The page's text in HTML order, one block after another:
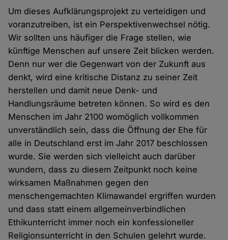
Um dieses Aufklärungsprojekt zu verteidigen und
voranzutreiben, ist ein Perspektivenwechsel nötig.
Wir sollten uns häufiger die Frage stellen, wie
künftige Menschen auf unsere Zeit blicken werden.
Denn nur wer die Gegenwart von der Zukunft aus
denkt, wird eine kritische Distanz zu seiner Zeit
herstellen und damit neue Denk- und
Handlungsräume betreten können. So wird es den
Menschen im Jahr 2100 womöglich vollkommen
unverständlich sein, dass die Öffnung der Ehe für
alle in Deutschland erst im Jahr 2017 beschlossen
wurde. Sie werden sich vielleicht auch darüber
wundern, dass zu diesem Zeitpunkt noch keine
wirksamen Maßnahmen gegen den
menschengemachten Klimawandel ergriffen wurden
und dass statt einem allgemeinverbindlichen
Ethikunterricht immer noch ein konfessioneller
Religionsunterricht in den Schulen gelehrt wurde.